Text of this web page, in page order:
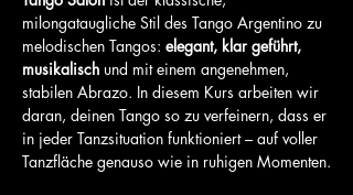
milongataugliche Stil des Tango Argentino zu
melodischen Tangos: elegant, klar geführt,
musikalisch und mit einem angenehmen,
stabilen Abrazo. In diesem Kurs arbeiten wir
daran, deinen Tango so zu verfeinern, dass er
in jeder Tanzsituation funktioniert – auf voller
Tanzfläche genauso wie in ruhigen Momenten.